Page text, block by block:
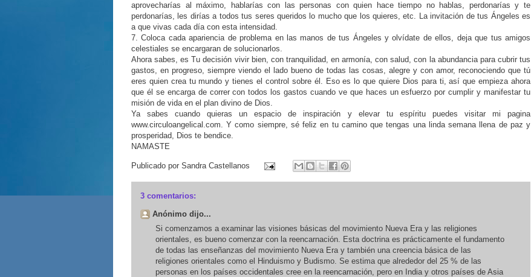
aprovecharías al máximo, hablarías con las personas con quien hace tiempo no hablas, perdonarías y te
perdonarías, les dirías a todos tus seres queridos lo mucho que los quieres, etc. La invitación de tus Ángeles es
a que vivas cada día con esta intensidad.
7. Coloca cada apariencia de problema en las manos de tus Ángeles y olvídate de ellos, deja que tus amigos
celestiales se encargaran de solucionarlos.
Ahora sabes, es Tu decisión vivir bien, con tranquilidad, en armonía, con salud, con la abundancia para cubrir tus
gastos, en progreso, siempre viendo el lado bueno de todas las cosas, alegre y con amor, reconociendo que tú
eres quien crea tu mundo y tienes el control sobre él. Eso es lo que quiere Dios para ti, así que empieza ahora
que él se encarga de correr con todos los gastos cuando ve que haces un esfuerzo por cumplir y manifestar tu
misión de vida en el plan divino de Dios.
Ya sabes cuando quieras un espacio de inspiración y elevar tu espíritu puedes visitar mi pagina
www.circuloangelical.com. Y como siempre, sé feliz en tu camino que tengas una linda semana llena de paz y
prosperidad, Dios te bendice.
NAMASTE
Publicado por Sandra Castellanos
3 comentarios:
Anónimo dijo...
Si comenzamos a examinar las visiones básicas del movimiento Nueva Era y las religiones
orientales, es bueno comenzar con la reencarnación. Esta doctrina es prácticamente el fundamento
de todas las enseñanzas del movimiento Nueva Era y también una creencia básica de las
religiones orientales como el Hinduismo y Budismo. Se estima que alrededor del 25 % de las
personas en los países occidentales cree en la reencarnación, pero en India y otros países de Asia